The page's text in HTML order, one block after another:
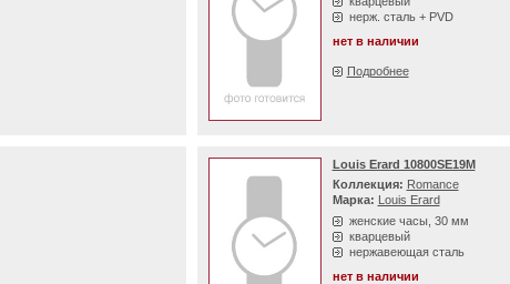
нерж. сталь + PVD
нет в наличии
Подробнее
Louis Erard 10800SE19M
Коллекция: Romance
Марка: Louis Erard
женские часы, 30 мм
кварцевый
нержавеющая сталь
нет в наличии